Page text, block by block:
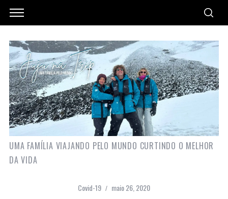
UMA FAMÍLIA VIAJANDO PELO MUNDO CURTINDO O MELHOR
DA VIDA
Covid-19 maio 26, 2020